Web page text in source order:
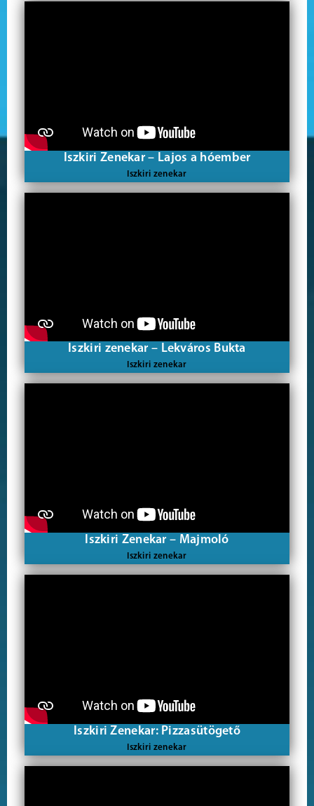
Iszkiri Zenekar – Lajos a hóember
Iszkiri zenekar
Iszkiri zenekar – Lekváros Bukta
Iszkiri zenekar
Iszkiri Zenekar – Majmoló
Iszkiri zenekar
Iszkiri Zenekar: Pizzasütögető
Iszkiri zenekar